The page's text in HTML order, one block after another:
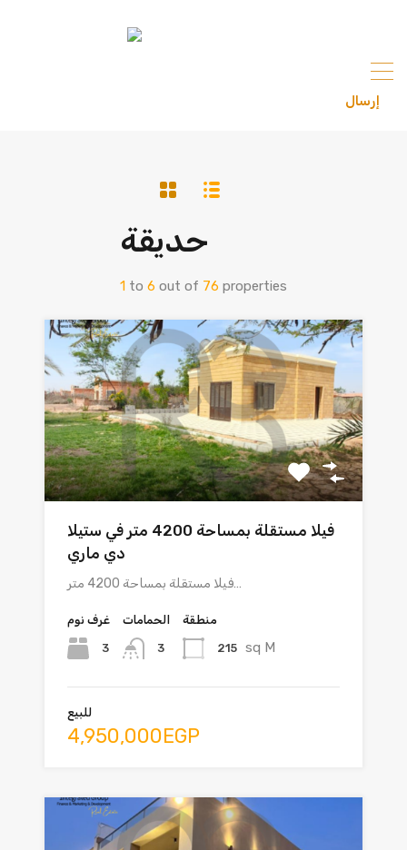
إرسال
حديقة
1 to 6 out of 76 properties
فيلا مستقلة بمساحة 4200 متر في ستيلا
دي ماري
فيلا مستقلة بمساحة 4200 متر…
غرف نوم
3
الحمامات
3
منطقة
215 sq M
للبيع
4,950,000EGP